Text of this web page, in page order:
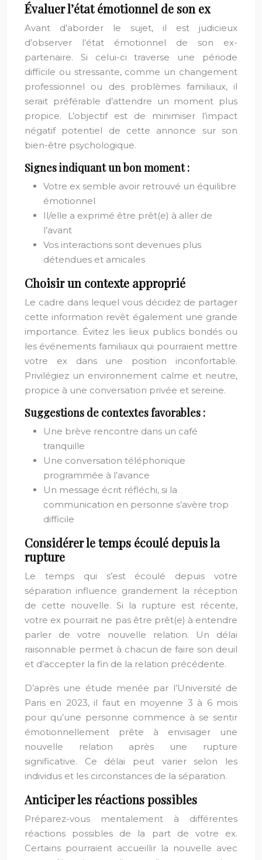
Évaluer l’état émotionnel de son ex
Avant d’aborder le sujet, il est judicieux
d’observer l’état émotionnel de son ex-
partenaire. Si celui-ci traverse une période
difficile ou stressante, comme un changement
professionnel ou des problèmes familiaux, il
serait préférable d’attendre un moment plus
propice. L’objectif est de minimiser l’impact
négatif potentiel de cette annonce sur son
bien-être psychologique.
Signes indiquant un bon moment :
Votre ex semble avoir retrouvé un équilibre
émotionnel
Il/elle a exprimé être prêt(e) à aller de
l’avant
Vos interactions sont devenues plus
détendues et amicales
Choisir un contexte approprié
Le cadre dans lequel vous décidez de partager
cette information revêt également une grande
importance. Évitez les lieux publics bondés ou
les événements familiaux qui pourraient mettre
votre ex dans une position inconfortable.
Privilégiez un environnement calme et neutre,
propice à une conversation privée et sereine.
Suggestions de contextes favorables :
Une brève rencontre dans un café
tranquille
Une conversation téléphonique
programmée à l’avance
Un message écrit réfléchi, si la
communication en personne s’avère trop
difficile
Considérer le temps écoulé depuis la
rupture
Le temps qui s’est écoulé depuis votre
séparation influence grandement la réception
de cette nouvelle. Si la rupture est récente,
votre ex pourrait ne pas être prêt(e) à entendre
parler de votre nouvelle relation. Un délai
raisonnable permet à chacun de faire son deuil
et d’accepter la fin de la relation précédente.
D’après une étude menée par l’Université de
Paris en 2023, il faut en moyenne 3 à 6 mois
pour qu’une personne commence à se sentir
émotionnellement prête à envisager une
nouvelle relation après une rupture
significative. Ce délai peut varier selon les
individus et les circonstances de la séparation.
Anticiper les réactions possibles
Préparez-vous mentalement à différentes
réactions possibles de la part de votre ex.
Certains pourraient accueillir la nouvelle avec